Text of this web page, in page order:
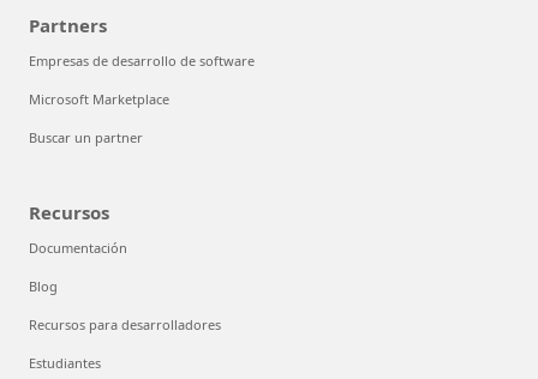
Partners
Empresas de desarrollo de software
Microsoft Marketplace
Buscar un partner
Recursos
Documentación
Blog
Recursos para desarrolladores
Estudiantes